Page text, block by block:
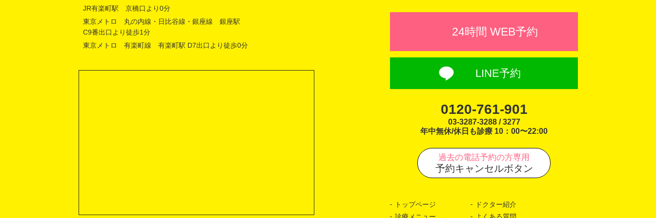
JR有楽町駅 京橋口より0分
東京メトロ 丸の内線・日比谷線・銀座線 銀座駅
C9番出口より徒歩1分
東京メトロ 有楽町線 有楽町駅 D7出口より徒歩0分
24時間 WEB予約
LINE予約
0120-761-901
03-3287-3288 / 3277
年中無休/休日も診療 10：00〜22:00
過去の電話予約の方専用
予約キャンセルボタン
トップページ
ドクター紹介